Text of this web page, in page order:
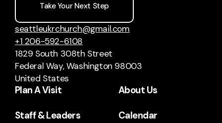
Take Your Next Step
seattleukrchurch@gmail.com
+1 206-592-6108
1829 South 308th Street
Federal Way, Washington 98003
United States
Plan A Visit About Us
Staff & Leaders Calendar